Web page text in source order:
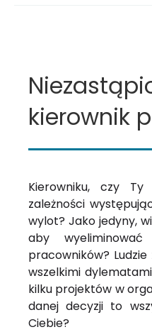
kierownik
Kierowniku, czy
zależności
wylot? Jako jedyny,
aby
pracowników?
wszelkimi
kilku projektów w
danej decyzji to
Ciebie?